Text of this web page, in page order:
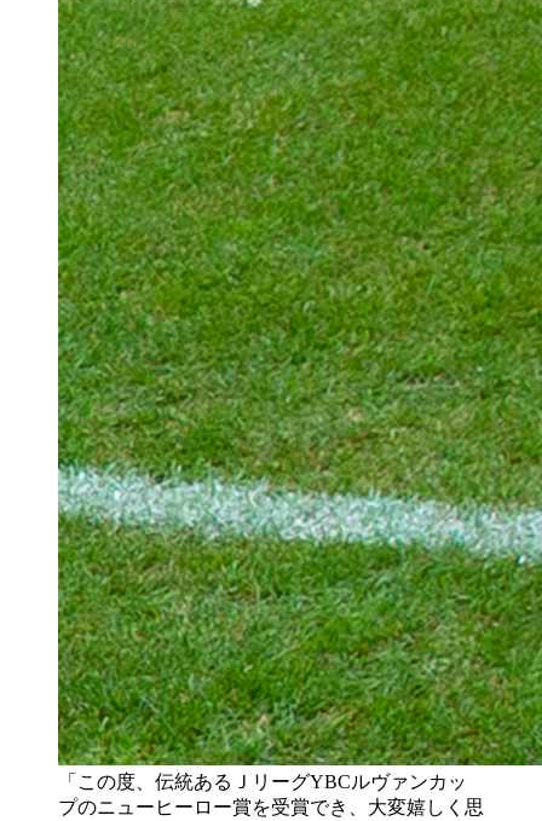
「この度、伝統あるＪリーグYBCルヴァンカッ
プのニューヒーロー賞を受賞でき、大変嬉しく思